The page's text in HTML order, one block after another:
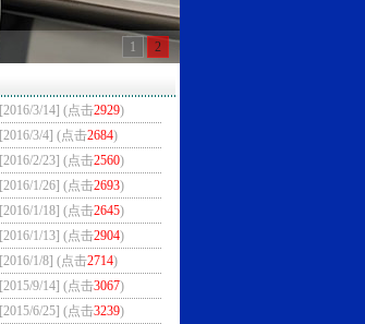
1 2
[2016/3/14] (点击2929)
[2016/3/4] (点击2684)
[2016/2/23] (点击2560)
[2016/1/26] (点击2693)
[2016/1/18] (点击2645)
[2016/1/13] (点击2904)
[2016/1/8] (点击2714)
[2015/9/14] (点击3067)
[2015/6/25] (点击3239)